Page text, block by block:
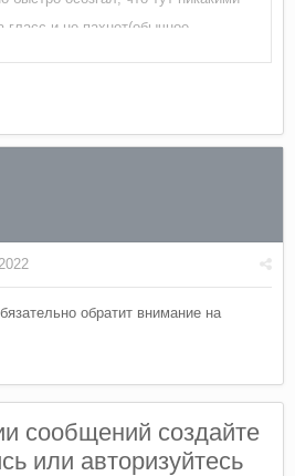
гласс и не пахнет(обычное
представил его затертым и
Лексусе! Сразу же появилась
обратит внимание на
сообщений создайте
или авторизуйтесь